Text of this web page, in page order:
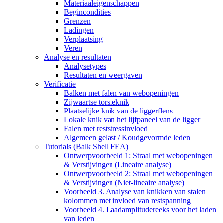
Materiaaleigenschappen
Begincondities
Grenzen
Ladingen
Verplaatsing
Veren
Analyse en resultaten
Analysetypes
Resultaten en weergaven
Verificatie
Balken met falen van webopeningen
Zijwaartse torsieknik
Plaatselijke knik van de liggerflens
Lokale knik van het lijfpaneel van de ligger
Falen met reststressinvloed
Algemeen gelast / Koudgevormde leden
Tutorials (Balk Shell FEA)
Ontwerpvoorbeeld 1: Straal met webopeningen
& Verstijvingen (Lineaire analyse)
Ontwerpvoorbeeld 2: Straal met webopeningen
& Verstijvingen (Niet-lineaire analyse)
Voorbeeld 3. Analyse van knikken van stalen
kolommen met invloed van restspanning
Voorbeeld 4. Laadamplitudereeks voor het laden
van leden